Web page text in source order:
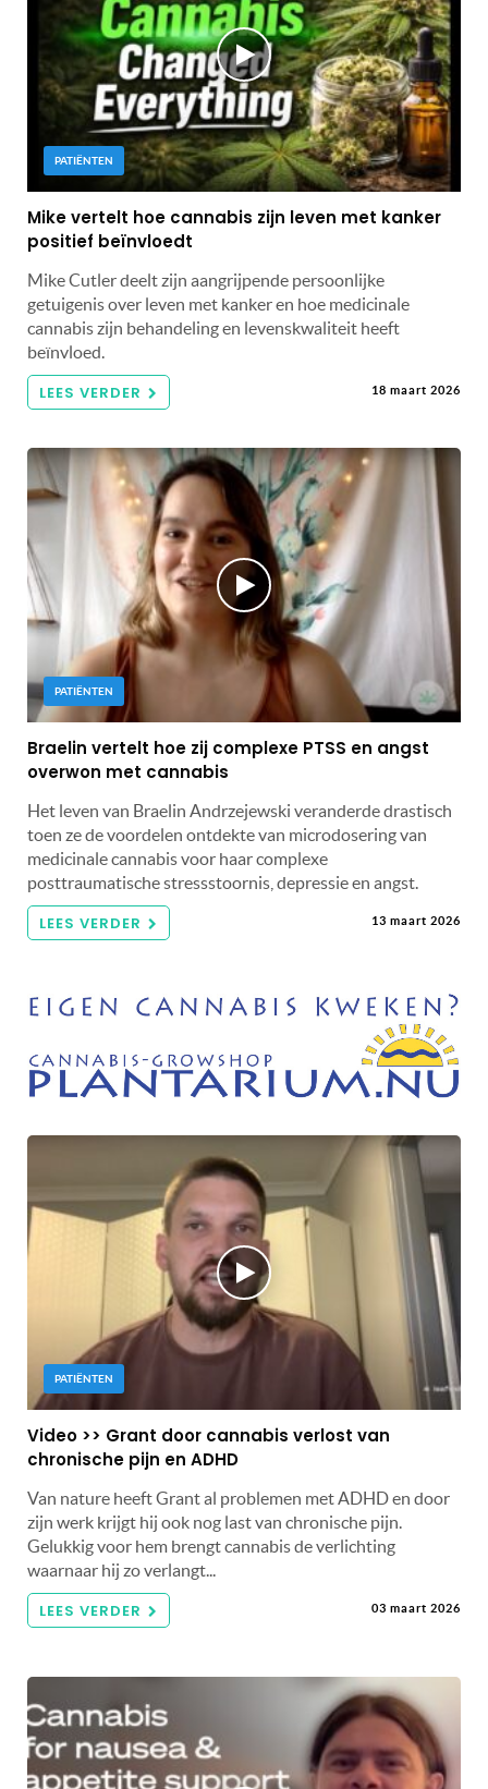
PATIËNTEN
Mike vertelt hoe cannabis zijn leven met kanker
positief beïnvloedt
Mike Cutler deelt zijn aangrijpende persoonlijke
getuigenis over leven met kanker en hoe medicinale
cannabis zijn behandeling en levenskwaliteit heeft
beïnvloed.
LEES VERDER 18 maart 2026
PATIËNTEN
Braelin vertelt hoe zij complexe PTSS en angst
overwon met cannabis
Het leven van Braelin Andrzejewski veranderde drastisch
toen ze de voordelen ontdekte van microdosering van
medicinale cannabis voor haar complexe
posttraumatische stressstoornis, depressie en angst.
LEES VERDER 13 maart 2026
PATIËNTEN
Video >> Grant door cannabis verlost van
chronische pijn en ADHD
Van nature heeft Grant al problemen met ADHD en door
zijn werk krijgt hij ook nog last van chronische pijn.
Gelukkig voor hem brengt cannabis de verlichting
waarnaar hij zo verlangt...
LEES VERDER 03 maart 2026